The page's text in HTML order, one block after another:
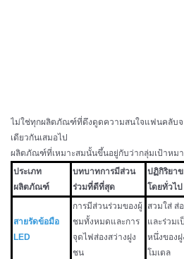
ไม่ใช่ทุกผลิตภัณฑ์ที่ดึงดูดความสนใจแฟนคลับจ
เดียวกันเสมอไป
ผลิตภัณฑ์ที่เหมาะสมนั้นขึ้นอยู่กับว่ากลุ่มเป้าหมา
ประเภท
ผลิตภัณฑ์
บทบาทการมีส่วน
ร่วมที่ดีที่สุด
ปฏิกิริยา
โดยทั่วไป
สายรัดข้อมือ
LED
การมีส่วนร่วมของผู้
ชมทั้งหมดและการ
จุดไฟส่องสว่างฝูง
ชน
สวมใส่ ส่
และร่วม
หนึ่งของ
โมเตล